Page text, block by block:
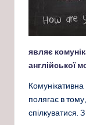
являє
англійської
полягає в
спілкуватися.